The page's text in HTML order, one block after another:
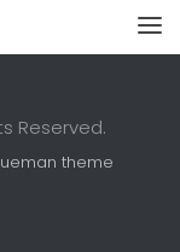
Reserved.
theme